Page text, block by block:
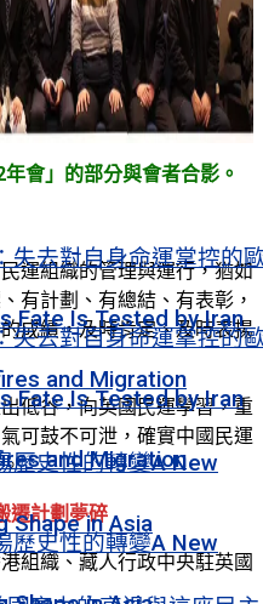
失去對自身命運掌控的
Fate Is Tested by Iran
and Migration
歷史性的轉變A New
Shape in Asia
失去對自身命運掌控的
Fate Is Tested by Iran
and Migration
歷史性的轉變A New
會」的部分與會者合影。
運組織的管理與運行，猶如
有計劃、有總結、有表彰，
成績，及時肯定、及時表揚
低谷，向英國民運學習，重
可鼓不可泄，確實中國民運
遷計劃夢碎
組織、藏人行政中央駐英國